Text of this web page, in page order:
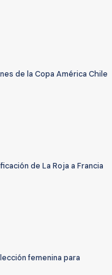
de la Copa América Chile
de La Roja a Francia
femenina para